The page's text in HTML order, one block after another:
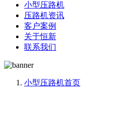
小型压路机
压路机资讯
客户案例
关于恒新
联系我们
小型压路机首页